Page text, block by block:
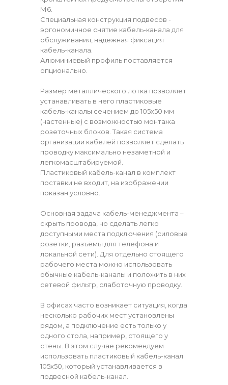
М6.
Специальная конструкция подвесов -
эргономичное снятие кабель-канала для
обслуживания, надежная фиксация
кабель-канала.
Алюминиевый профиль поставляется
опционально.
Размер металлического лотка позволяет
устанавливать в него пластиковые
кабель-каналы сечением до 105х50 мм
(настенные) с возможностью монтажа
розеточных блоков. Такая система
организации кабелей позволяет сделать
проводку максимально незаметной и
легкомасштабируемой.
Пластиковый кабель-канал в комплект
поставки не входит, на изображении
показан условно.
Основная задача кабель-менеджмента –
скрыть провода, но сделать легко
доступными места подключения (силовые
розетки, разъёмы для телефона и
локальной сети). Для отдельно стоящего
рабочего места можно использовать
обычные кабель-каналы и положить в них
сетевой фильтр, слаботочную проводку.
В офисах часто возникает ситуация, когда
несколько рабочих мест установлены
рядом, а подключение есть только у
одного стола, например, стоящего у
стены. В этом случае рекомендуем
использовать пластиковый кабель-канал
105х50, который устанавливается в
подвесной кабель-канал.